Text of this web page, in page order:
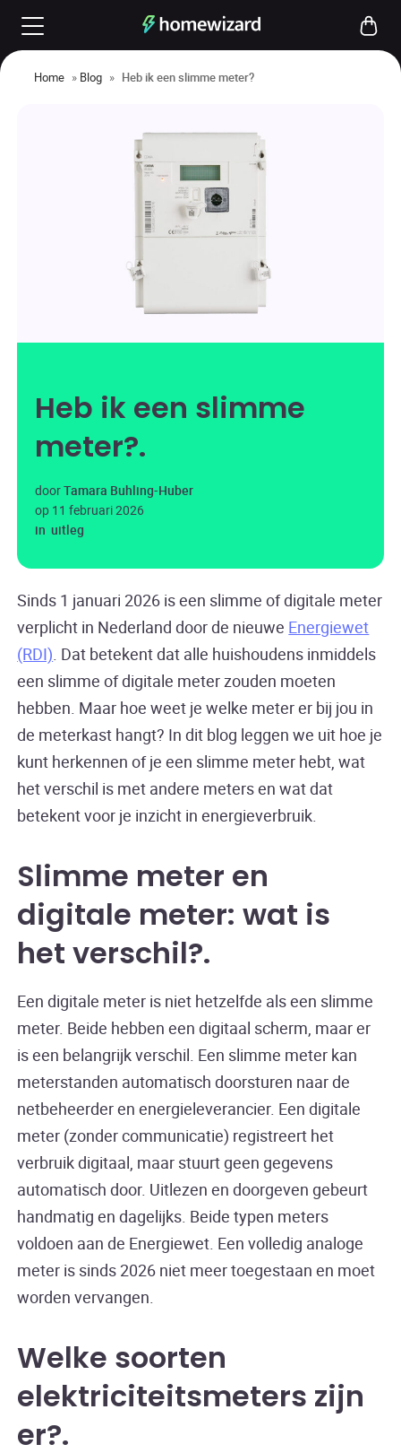
Home » Blog » Heb ik een slimme meter?
Heb ik een slimme
meter?
doorTamara Buhling-Huber
op 11 februari 2026
in uitleg
Sinds 1 januari 2026 is een slimme of digitale meter
verplicht in Nederland door de nieuwe Energiewet
(RDI) . Dat betekent dat alle huishoudens inmiddels
een slimme of digitale meter zouden moeten
hebben. Maar hoe weet je welke meter er bij jou in
de meterkast hangt? In dit blog leggen we uit hoe je
kunt herkennen of je een slimme meter hebt, wat
het verschil is met andere meters en wat dat
betekent voor je inzicht in energieverbruik.
Slimme meter en
digitale meter: wat is
het verschil?
Een digitale meter is niet hetzelfde als een slimme
meter. Beide hebben een digitaal scherm, maar er
is een belangrijk verschil. Een slimme meter kan
meterstanden automatisch doorsturen naar de
netbeheerder en energieleverancier. Een digitale
meter (zonder communicatie) registreert het
verbruik digitaal, maar stuurt geen gegevens
automatisch door. Uitlezen en doorgeven gebeurt
handmatig en dagelijks. Beide typen meters
voldoen aan de Energiewet. Een volledig analoge
meter is sinds 2026 niet meer toegestaan en moet
worden vervangen.
Welke soorten
elektriciteitsmeters zijn
er?